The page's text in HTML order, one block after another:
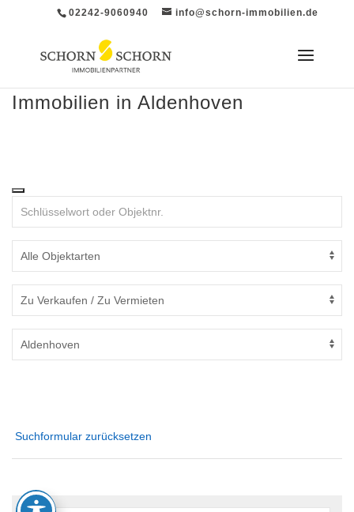
02242-9060940 info@schorn-immobilien.de
Immobilien in Aldenhoven
Suchformular zurücksetzen